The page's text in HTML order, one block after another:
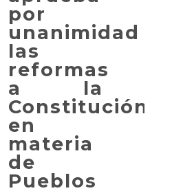
por
unanimidad
las
reformas
a la
Constitución
en
materia
de
Pueblos